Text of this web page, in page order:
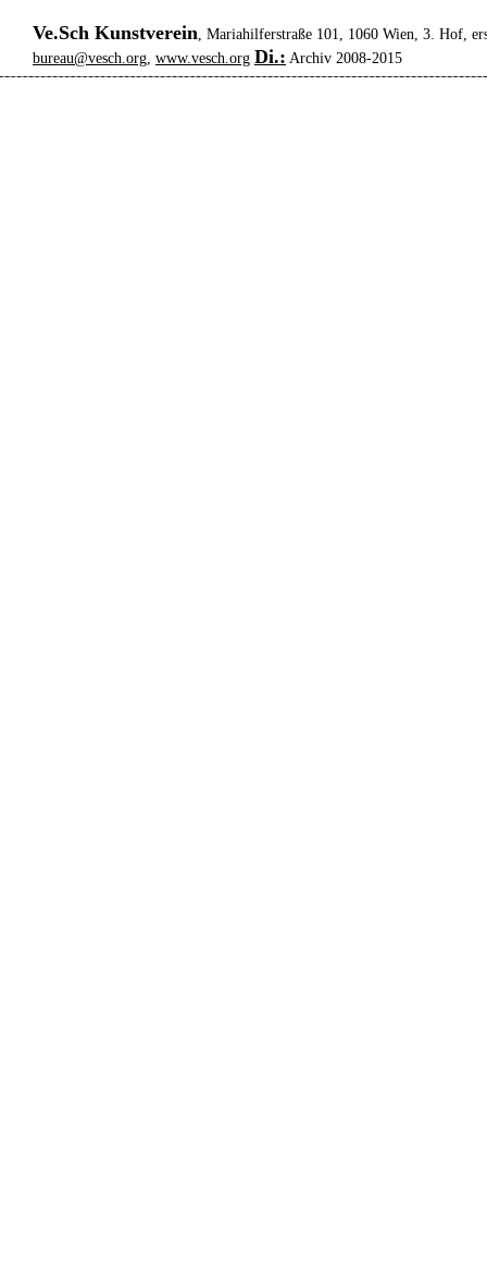
Ve.Sch Kunstverein, Mariahilferstraße 101, 1060 Wien, 3. Hof,
bureau@vesch.org, www.vesch.org Di.: Archiv 2008-2015